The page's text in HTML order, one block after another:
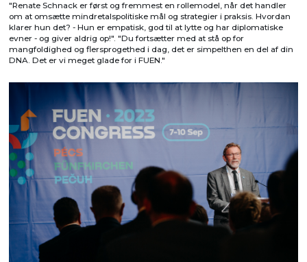
"Renate Schnack er først og fremmest en rollemodel, når det handler
om at omsætte mindretalspolitiske mål og strategier i praksis. Hvordan
klarer hun det? - Hun er empatisk, god til at lytte og har diplomatiske
evner - og giver aldrig op!". "Du fortsætter med at stå op for
mangfoldighed og flersprogethed i dag, det er simpelthen en del af din
DNA. Det er vi meget glade for i FUEN."